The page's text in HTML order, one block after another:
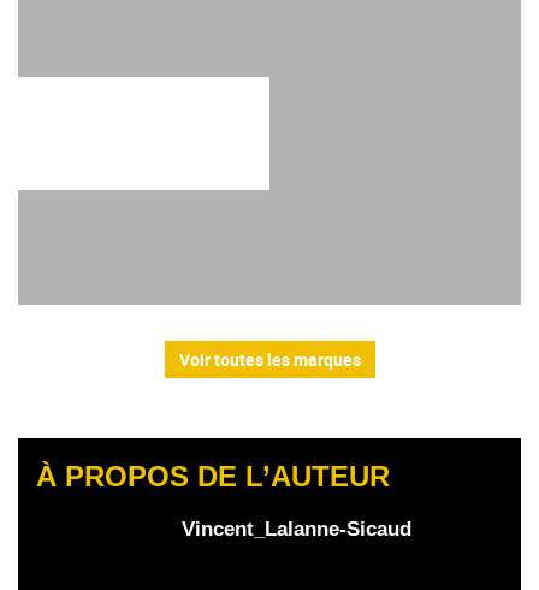
Voir toutes les marques
À PROPOS DE L’AUTEUR
Vincent_Lalanne-Sicaud